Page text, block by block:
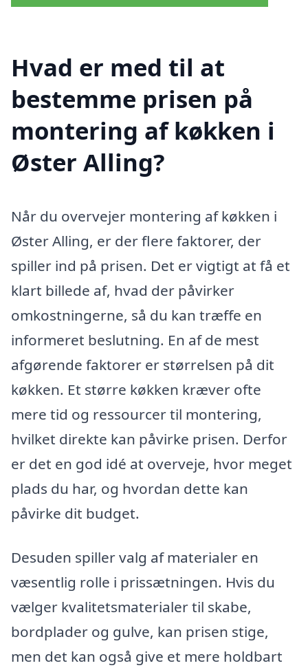
Hvad er med til at
bestemme prisen på
montering af køkken i
Øster Alling?
Når du overvejer montering af køkken i
Øster Alling, er der flere faktorer, der
spiller ind på prisen. Det er vigtigt at få et
klart billede af, hvad der påvirker
omkostningerne, så du kan træffe en
informeret beslutning. En af de mest
afgørende faktorer er størrelsen på dit
køkken. Et større køkken kræver ofte
mere tid og ressourcer til montering,
hvilket direkte kan påvirke prisen. Derfor
er det en god idé at overveje, hvor meget
plads du har, og hvordan dette kan
påvirke dit budget.
Desuden spiller valg af materialer en
væsentlig rolle i prissætningen. Hvis du
vælger kvalitetsmaterialer til skabe,
bordplader og gulve, kan prisen stige,
men det kan også give et mere holdbart